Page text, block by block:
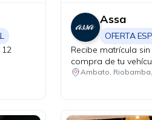
Assa
OFERTA
Recibe matrícula
compra de tu
modelo GS4 Hybrid.
Ambato,